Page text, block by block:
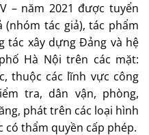
– năm 2021 được tuyển
(nhóm tác giả), tác phẩm
tác xây dựng Đảng và hệ
Hà Nội trên các mặt:
thuộc các lĩnh vực công
tra, dân vận, phòng,
phát trên các loại hình
có thẩm quyền cấp phép.